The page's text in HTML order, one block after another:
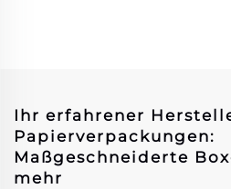
Ihr erfahrener
Papierverpackungen:
Maßgeschneiderte
mehr